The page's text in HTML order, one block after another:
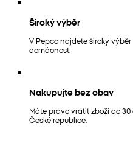
Široký výběr
V Pepco najdete široký
domácnost.
Nakupujte bez obav
Máte právo vrátit zboží do
České republice.